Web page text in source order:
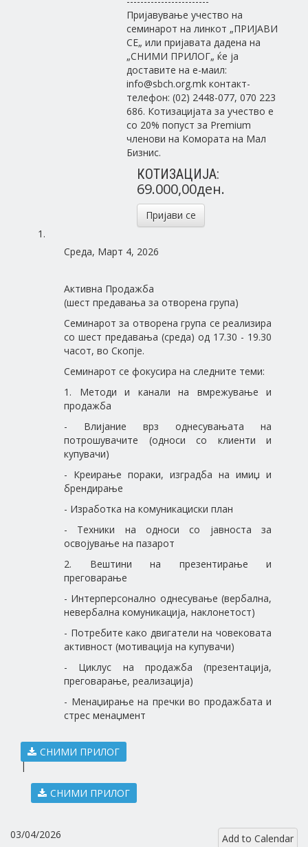
Пријавување учество на
семинарот на линкот „ПРИЈАВИ
СЕ„ или пријавата дадена на
„СНИМИ ПРИЛОГ„ ќе ja
доставите на е-маил:
info@sbch.org.mk контакт-
телефон: (02) 2448-077, 070 223
686. Котизацијата за учество е
со 20% попуст за Premium
членови на Комората на Мал
Бизнис.
КОТИЗАЦИЈА:
69.000,00ден.
Пријави се
Среда, Март 4, 2026
Активна Продажба
(шест предавања за отворена група)
Семинарот за отворена група се реализира
со шест предавања (среда) од 17.30 - 19.30
часот, во Скопје.
Семинарот се фокусира на следните теми:
1. Методи и канали на вмрежување и
продажба
- Влијание врз однесувањата на
потрошувачите (односи со клиенти и
купувачи)
- Креирање пораки, изградба на имиџ и
брендирање
- Изработка на комуникациски план
- Техники на односи со јавноста за
освојување на пазарот
2. Вештини на презентирање и
преговарање
- Интерперсонално однесување (вербална,
невербална комуникација, наклонетост)
- Потребите како двигатели на човековата
активност (мотивација на купувачи)
- Циклус на продажба (презентација,
преговарање, реализација)
- Менаџирање на пречки во продажбата и
стрес менаџмент
СНИМИ ПРИЛОГ
|
СНИМИ ПРИЛОГ
03/04/2026 Add to Calendar